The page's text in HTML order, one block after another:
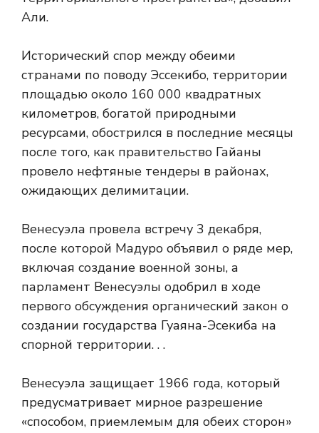
Али.
Исторический спор между обеими
странами по поводу Эссекибо, территории
площадью около 160 000 квадратных
километров, богатой природными
ресурсами, обострился в последние месяцы
после того, как правительство Гайаны
провело нефтяные тендеры в районах,
ожидающих делимитации.
Венесуэла провела встречу 3 декабря,
после которой Мадуро объявил о ряде мер,
включая создание военной зоны, а
парламент Венесуэлы одобрил в ходе
первого обсуждения органический закон о
создании государства Гуаяна-Эсекиба на
спорной территории. . .
Венесуэла защищает 1966 года, который
предусматривает мирное разрешение
«способом, приемлемым для обеих сторон»